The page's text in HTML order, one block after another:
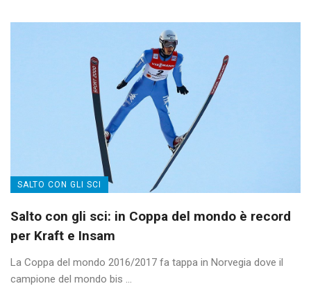
SALTO CON GLI SCI
Salto con gli sci: in Coppa del mondo è record
per Kraft e Insam
La Coppa del mondo 2016/2017 fa tappa in Norvegia dove il
campione del mondo bis ...